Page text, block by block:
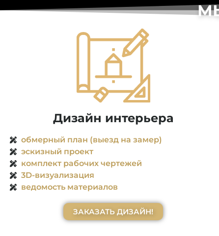
КЛЮЧ
Закажи
Дизайн интерьера
обмерный план (выезд на замер)
эскизный проект
комплект рабочих чертежей
3D-визуализация
ведомость материалов
ЗАКАЗАТЬ ДИЗАЙН!